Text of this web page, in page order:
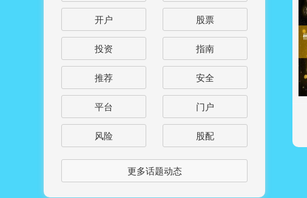
开户 股票
投资 指南
推荐 安全
平台 门户
风险 股配
更多话题动态